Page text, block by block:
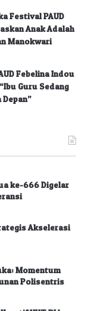
Festival PAUD
Anak Adalah
Manokwari
Febelina Indou
Guru Sedang
ke-666 Digelar
Akselerasi
Momentum
Polisentris